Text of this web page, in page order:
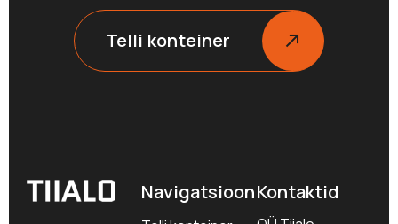
Telli konteiner
NavigatsioonKontaktid